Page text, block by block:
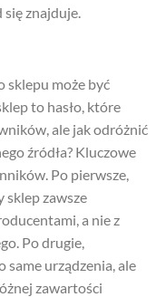
znajduje.
sklepu może być
to hasło, które
ale jak odróżnić
źródła? Kluczowe
Po pierwsze,
zawsze
a nie z
Po drugie,
urządzenia, ale
zawartości